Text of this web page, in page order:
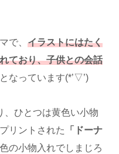
で、 イラストにはたく
ており、子供との会話
となっています(*’▽’)
、ひとつは黄色い小物
リントされた
「ドーナ
の小物入れでしまじろ